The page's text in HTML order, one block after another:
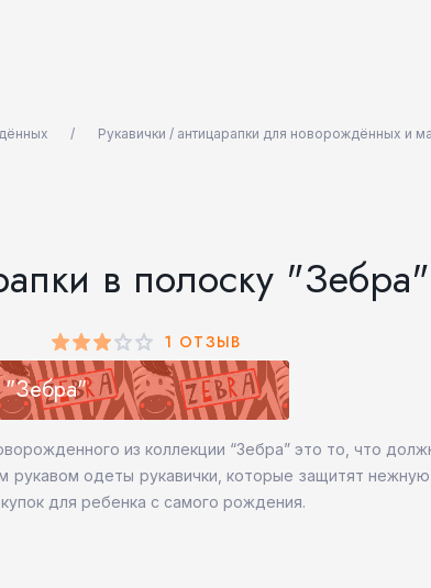
Рукавички / антицарапки для новорождённых и
в полоску
1 ОТЗЫВ
"Зебра"
из коллекции “Зебра” это то, что
одеты рукавички, которые защитят
для ребенка с самого рождения.